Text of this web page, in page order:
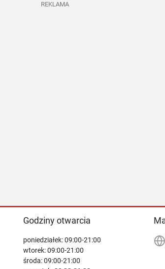
REKLAMA
Godziny otwarcia
poniedziałek: 09:00-21:00
wtorek: 09:00-21:00
środa: 09:00-21:00